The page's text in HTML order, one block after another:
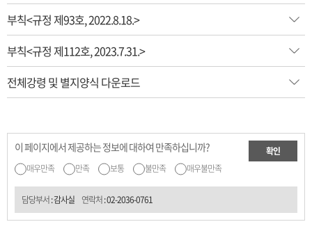
부칙<규정 제93호, 2022.8.18.>
부칙<규정 제112호, 2023.7.31.>
전체강령 및 별지양식 다운로드
이 페이지에서 제공하는 정보에 대하여 만족하십니까?
매우만족 만족 보통 불만족 매우불만족
확인
담당부서: 감사실 연락처:02-2036-0761